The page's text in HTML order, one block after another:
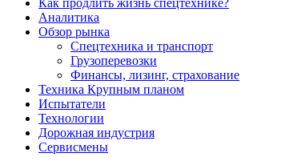
Как продлить жизнь спецтехнике?
Аналитика
Обзор рынка
Спецтехника и транспорт
Грузоперевозки
Финансы, лизинг, страхование
Техника Крупным планом
Испытатели
Технологии
Дорожная индустрия
Сервисмены